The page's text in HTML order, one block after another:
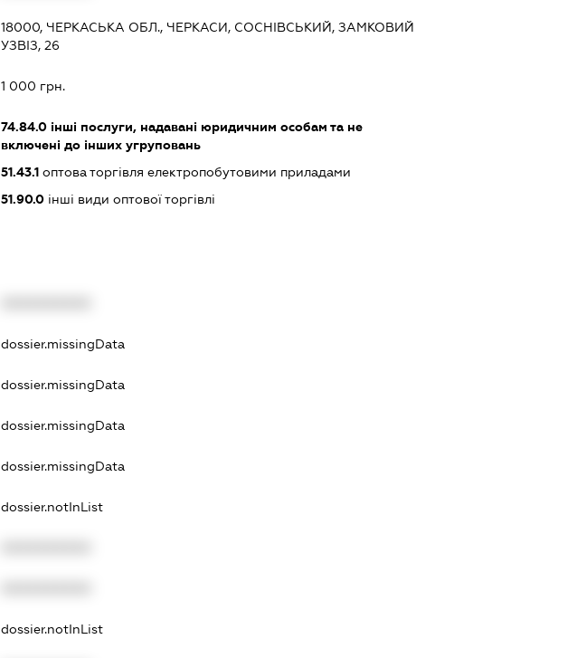
18000, ЧЕРКАСЬКА ОБЛ., ЧЕРКАСИ, СОСНІВСЬКИЙ, ЗАМКОВИЙ
УЗВІЗ, 26
1 000 грн.
74.84.0 інші послуги, надавані юридичним особам та не
включені до інших угруповань
51.43.1 оптова торгівля електропобутовими приладами
51.90.0 інші види оптової торгівлі
dossier.missingData
dossier.missingData
dossier.missingData
dossier.missingData
dossier.notInList
dossier.notInList